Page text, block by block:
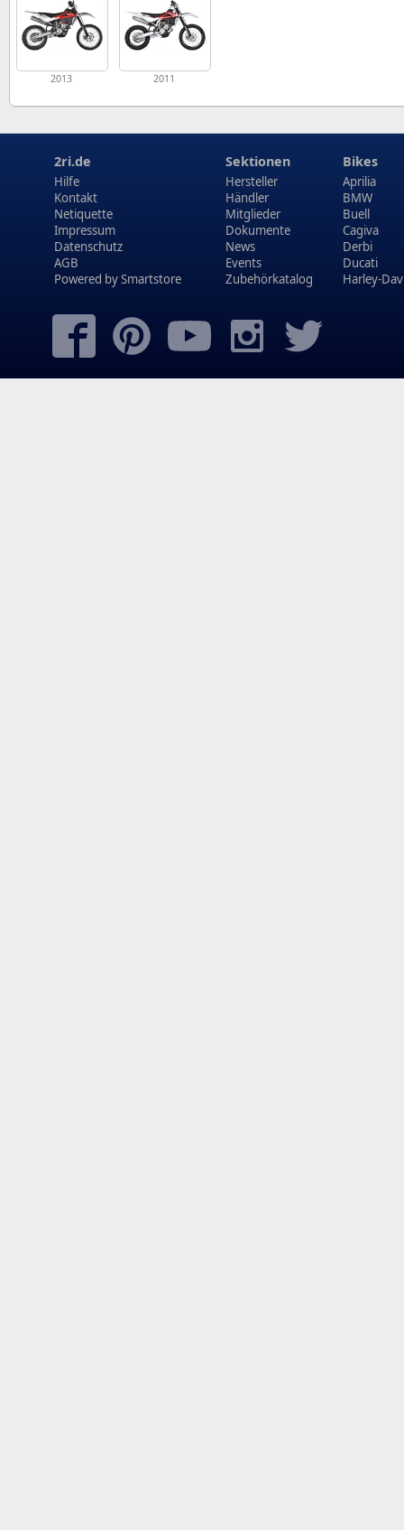
2013 2011
2ri.de
Hilfe
Kontakt
Netiquette
Impressum
Datenschutz
AGB
Powered bySmartstore
Sektionen
Hersteller
Händler
Mitglieder
Dokumente
News
Events
Zubehörkatalog
Bikes
Aprilia
BMW
Buell
Cagiva
Derbi
Ducati
Harley-